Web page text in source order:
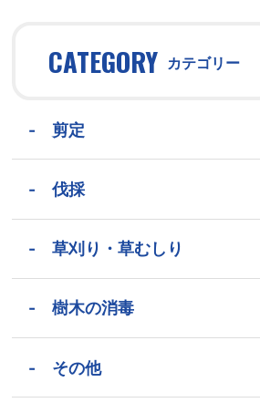
CATEGORY カテゴリー
- 剪定
-伐採
-草刈り・草むしり
-樹木の消毒
- その他